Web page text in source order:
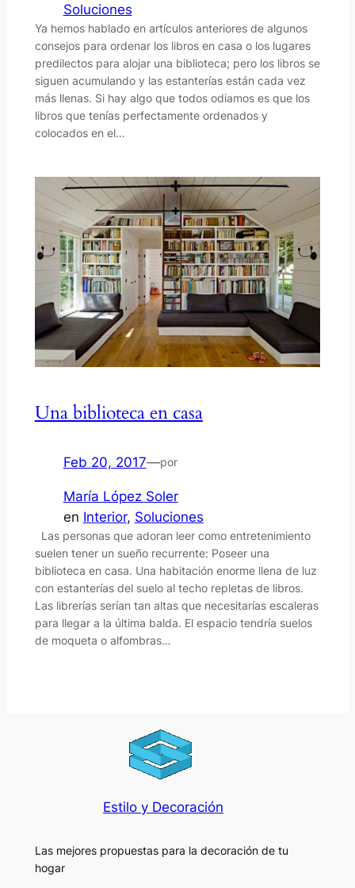
Soluciones
Ya hemos hablado en artículos anteriores de algunos
consejos para ordenar los libros en casa o los lugares
predilectos para alojar una biblioteca; pero los libros se
siguen acumulando y las estanterías están cada vez
más llenas. Si hay algo que todos odiamos es que los
libros que tenías perfectamente ordenados y
colocados en el…
Una biblioteca en casa
Feb 20, 2017—por
María López Soler
en Interior, Soluciones
Las personas que adoran leer como entretenimiento
suelen tener un sueño recurrente: Poseer una
biblioteca en casa. Una habitación enorme llena de luz
con estanterías del suelo al techo repletas de libros.
Las librerías serían tan altas que necesitarías escaleras
para llegar a la última balda. El espacio tendría suelos
de moqueta o alfombras…
Estilo y Decoración
Las mejores propuestas para la decoración de tu
hogar